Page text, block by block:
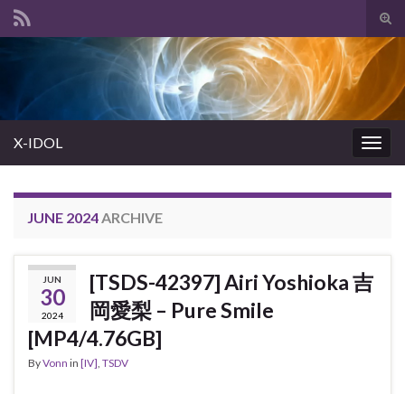
Search for:
X-IDOL
JUNE 2024ARCHIVE
JUN
30
2024
[TSDS-42397] Airi Yoshioka 吉
岡愛梨 – Pure Smile
[MP4/4.76GB]
ByVonn in [IV], TSDV